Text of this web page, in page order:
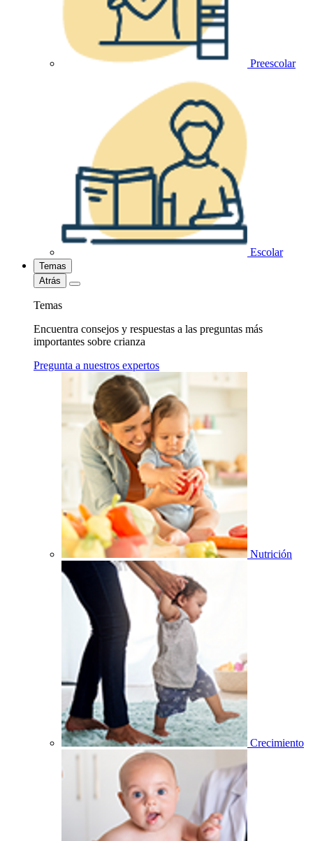
Preescolar
Escolar
Temas
Atrás
Temas
Encuentra consejos y respuestas a las preguntas más
importantes sobre crianza
Pregunta a nuestros expertos
Nutrición
Crecimiento